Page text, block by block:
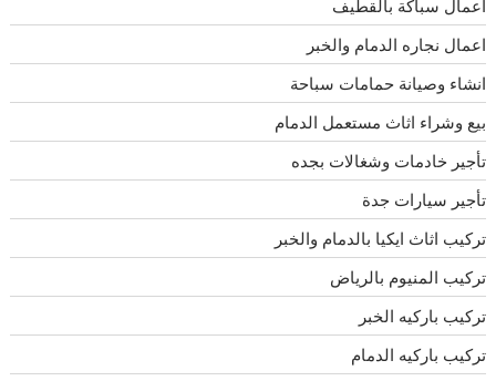
اعمال سباكة بالقطيف
اعمال نجاره الدمام والخبر
انشاء وصيانة حمامات سباحة
بيع وشراء اثاث مستعمل الدمام
تأجير خادمات وشغالات بجده
تأجير سيارات جدة
تركيب اثاث ايكيا بالدمام والخبر
تركيب المنيوم بالرياض
تركيب باركيه الخبر
تركيب باركيه الدمام